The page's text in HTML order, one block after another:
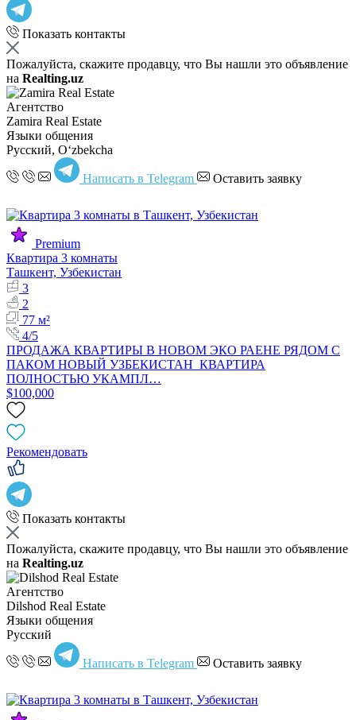
Показать контакты
Пожалуйста, скажите продавцу, что Вы нашли это объявление
на Realting.uz
Агентство
Zamira Real Estate
Языки общения
Русский, Oʻzbekcha
Написать в Telegram Оставить заявку
Premium
Квартира 3 комнаты
Ташкент, Узбекистан
3
2
77 м²
4/5
ПРОДАЖА КВАРТИРЫ В НОВОМ ЭКО РАЕНЕ РЯДОМ С
ПАКОМ НОВЫЙ УЗБЕКИСТАН КВАРТИРА
ПОЛНОСТЬЮ УКАМПЛ…
$100,000
Рекомендовать
Показать контакты
Пожалуйста, скажите продавцу, что Вы нашли это объявление
на Realting.uz
Агентство
Dilshod Real Estate
Языки общения
Русский
Написать в Telegram Оставить заявку